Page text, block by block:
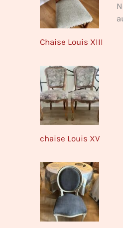
Chaise Louis XIII
chaise Louis XV